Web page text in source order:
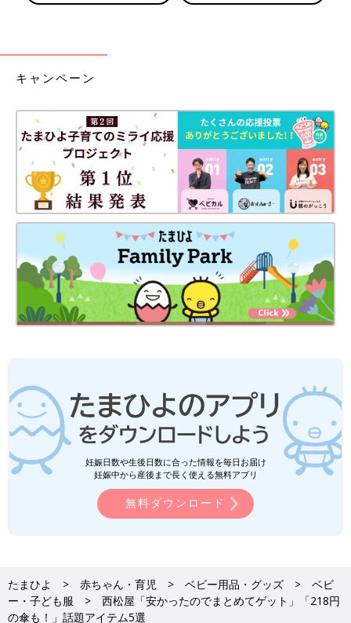
キャンペーン
妊娠日数や生後日数に合った情報を毎日お届け
妊娠中から産後まで長く使える無料アプリ
無料ダウンロード
たまひよ 赤ちゃん・育児 ベビー用品・グッズ
ベビ
ー・子ども服
西松屋「安かったのでまとめてゲット」「218円
の傘も！」話題アイテム5選